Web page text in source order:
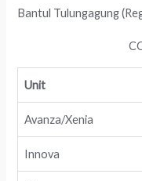
Bantul Tulungagung
Unit
Avanza/Xenia
Innova